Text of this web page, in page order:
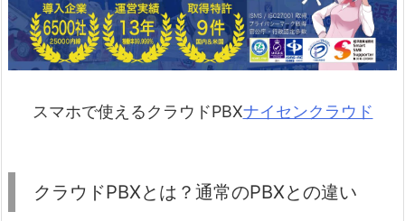
スマホで使えるクラウドPBXナイセンクラウド
クラウドPBXとは？通常のPBXとの違い